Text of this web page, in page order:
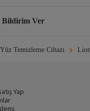
Bildirim Ver
Yüz Temizleme Cihazı
Yap